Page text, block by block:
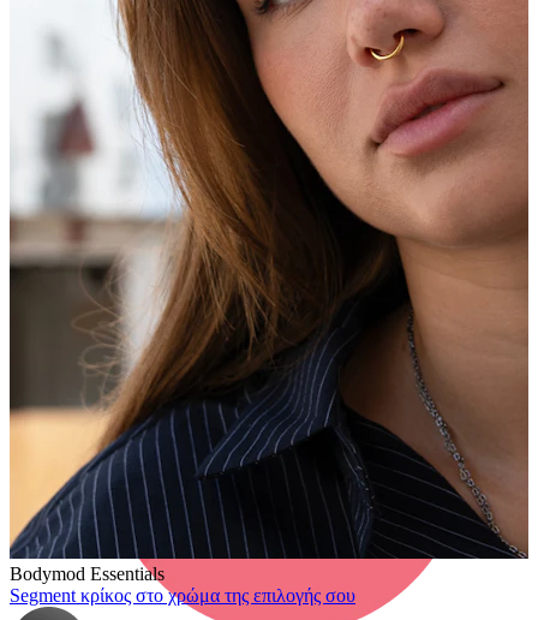
Bodymod Premium
Bodymod Essentials
Segment κρίκος στο χρώμα της επιλογής σου